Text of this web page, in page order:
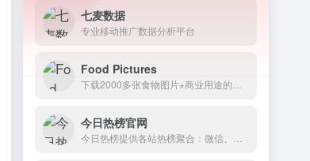
七麦数据
专业移动推广数据分析平台
Food Pictures
今日热榜官网